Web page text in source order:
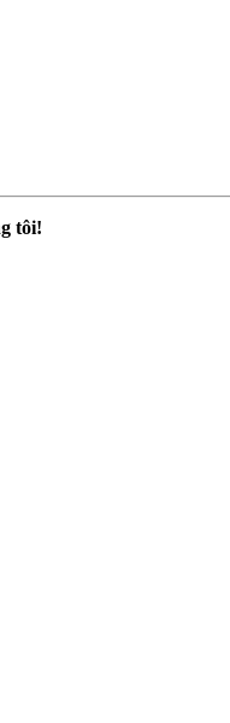
tôi!